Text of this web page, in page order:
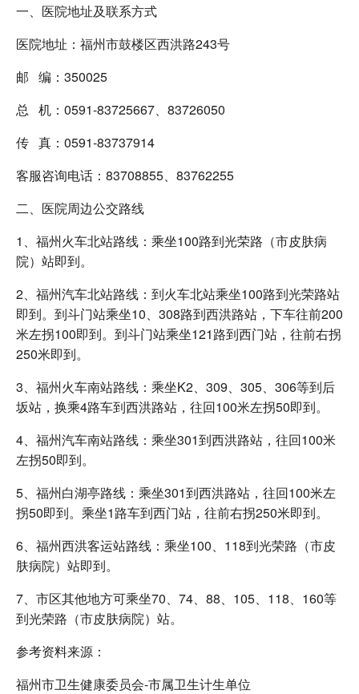
一、医院地址及联系方式
医院地址：福州市鼓楼区西洪路243号
邮 编：350025
总 机：0591-83725667、83726050
传 真：0591-83737914
客服咨询电话：83708855、83762255
二、医院周边公交路线
1、福州火车北站路线：乘坐100路到光荣路（市皮肤病
院）站即到。
2、福州汽车北站路线：到火车北站乘坐100路到光荣路站
即到。到斗门站乘坐10、308路到西洪路站，下车往前200
米左拐100即到。到斗门站乘坐121路到西门站，往前右拐
250米即到。
3、福州火车南站路线：乘坐K2、309、305、306等到后
坂站，换乘4路车到西洪路站，往回100米左拐50即到。
4、福州汽车南站路线：乘坐301到西洪路站，往回100米
左拐50即到。
5、福州白湖亭路线：乘坐301到西洪路站，往回100米左
拐50即到。乘坐1路车到西门站，往前右拐250米即到。
6、福州西洪客运站路线：乘坐100、118到光荣路（市皮
肤病院）站即到。
7、市区其他地方可乘坐70、74、88、105、118、160等
到光荣路（市皮肤病院）站。
参考资料来源：
福州市卫生健康委员会-市属卫生计生单位